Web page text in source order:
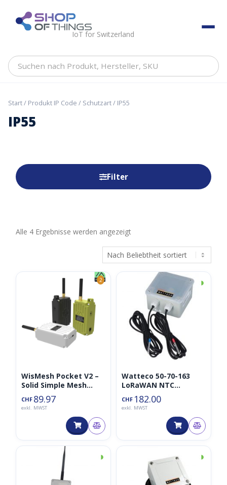
content ShopOfThings
IoT for Switzerland
Suchen
Hersteller,
Start/ Produkt IP Code / Schutzart / IP55
IP55
Filter
Alle 4 Ergebnisse werden angezeigtNach
Beliebtheit
sortiert
2
WisMesh Pocket V2 –
Solid Simple Mesh
Device!
CHF 89.97
exkl. MWST
◑
Watteco 50-70-163
LoRaWAN NTC
Temperatursensor mit
2 externen
Temperatursonden
CHF 182.00
exkl. MWST
◑ ◑